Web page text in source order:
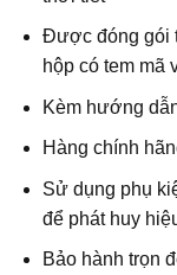
Được đóng gói
hộp có tem mã
Kèm hướng
Hàng chính
Sử dụng phụ
để phát huy
Bảo hành trọn